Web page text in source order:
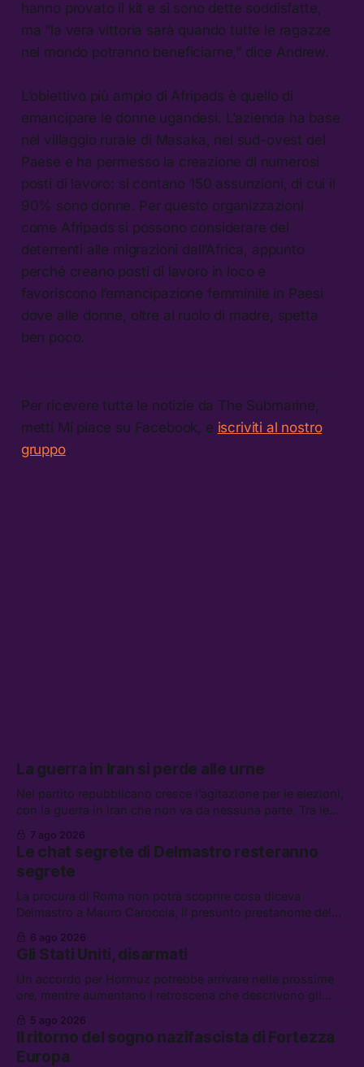
hanno provato il kit e si sono dette soddisfatte,
ma “la vera vittoria sarà quando tutte le ragazze
nel mondo potranno beneficiarne,” dice Andrew.
L’obiettivo più ampio di Afripads è quello di
emancipare le donne ugandesi. L’azienda ha base
nel villaggio rurale di Masaka, nel sud-ovest del
Paese e ha permesso la creazione di numerosi
posti di lavoro: si contano 150 assunzioni, di cui il
90% sono donne. Per questo organizzazioni
come Afripads si possono considerare dei
deterrenti alle migrazioni dall’Africa, appunto
perché creano posti di lavoro in loco e
favoriscono l’emancipazione femminile in Paesi
dove alle donne, oltre al ruolo di madre, spetta
ben poco.
Per ricevere tutte le notizie da The Submarine,
metti Mi piace su Facebook, e iscriviti al nostro
gruppo.
La guerra in Iran si perde alle urne
Nel partito repubblicano cresce l’agitazione per le elezioni,
con la guerra in Iran che non va da nessuna parte. Tra le
lavoro, Schlein prova a mettere in sicurezza la coalizione, e
che cos’è lo “Spiralismo,” la religione degli agenti IA
7 ago 2026
Le chat segrete di Delmastro resteranno
segrete
La procura di Roma non potrà scoprire cosa diceva
Delmastro a Mauro Caroccia, il presunto prestanome del
attacchi in Libano, il governo chiederà 36 miliardi di
flessibilità in armi e energia, e Grokipedia è già stata
abbandonata
6 ago 2026
Gli Stati Uniti, disarmati
Un accordo per Hormuz potrebbe arrivare nelle prossime
ore, mentre aumentano i retroscena che descrivono gli
chi aspetta i dispersi di Ceuta, il boom dei carburanti
diluiti, e quanti attivisti anti data center sono stati arrestati
5 ago 2026
Il ritorno del sogno nazifascista di Fortezza
Europa